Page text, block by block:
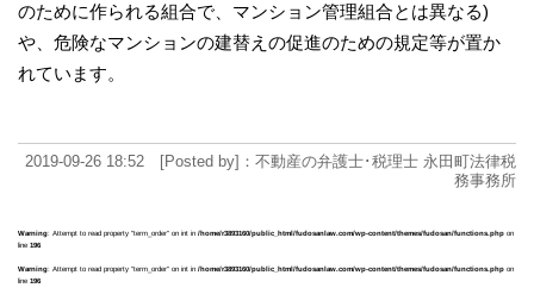
のために作られる組合で、マンション管理組合とは異なる)
や、危険なマンションの建替えの促進のための規定等が置か
れています。
2019-09-26 18:52 [Posted by]：不動産の弁護士･税理士 永田町法律税
務事務所
Warning: Attempt to read property "term_order" on int in /home/r3893160/public_html/fudosanlaw.com/wp-content/themes/fudosan/functions.php on
line 196
Warning: Attempt to read property "term_order" on int in /home/r3893160/public_html/fudosanlaw.com/wp-content/themes/fudosan/functions.php on
line 196